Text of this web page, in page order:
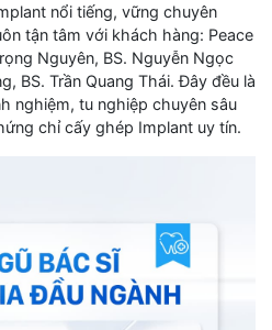
nổi tiếng, vững chuyên
tận tâm với khách hàng: Peace
Nguyên, BS. Nguyễn Ngọc
BS. Trần Quang Thái. Đây đều là
nghiệm, tu nghiệp chuyên sâu
chỉ cấy ghép Implant uy tín.